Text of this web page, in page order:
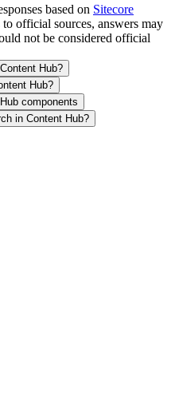
based on Sitecore
to official sources, answers may
not be considered official
Hub?
Hub?
components
in Content Hub?